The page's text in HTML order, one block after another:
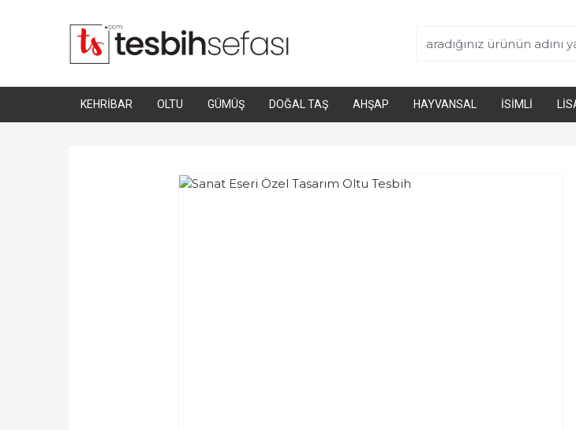
KEHRIBAR OLTU GÜMÜŞ DOĞAL TAŞ AHŞAP HAYVANSAL İSIMLI